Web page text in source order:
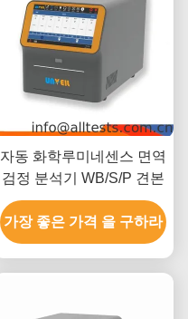
자동 화학루미네센스 면역
검정 분석기 WB/S/P 견본
가장 좋은 가격 을 구하라